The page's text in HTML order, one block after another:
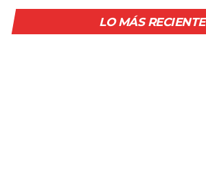
LO MÁS RECIENTE